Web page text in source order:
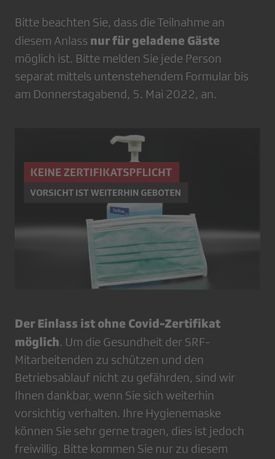
Bitte beachten Sie, dass die Teilnahme an
diesem Anlass nur für geladene Gäste
möglich ist. Bitte melden Sie jede Person
separat mittels untenstehendem Formular bis
am Donnerstagabend, 5. Mai 2022, an.
Der Einlass ist ohne Covid-Zertifikat
möglich. Um die Gesundheit der SRF-
Mitarbeitenden zu schützen und den
Betriebsablauf nicht zu gefährden, sind wir
Ihnen dankbar, wenn Sie sich weiterhin
vorsichtig verhalten. Ihre Hygienemaske
können Sie sehr gerne tragen, dies ist jedoch
freiwillig. Bitte kommen Sie nur zu diesem